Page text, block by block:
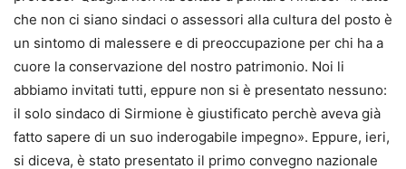
che non ci siano sindaci o assessori alla cultura del posto è
un sintomo di malessere e di preoccupazione per chi ha a
cuore la conservazione del nostro patrimonio. Noi li
abbiamo invitati tutti, eppure non si è presentato nessuno:
il solo sindaco di Sirmione è giustificato perchè aveva già
fatto sapere di un suo inderogabile impegno». Eppure, ieri,
si diceva, è stato presentato il primo convegno nazionale